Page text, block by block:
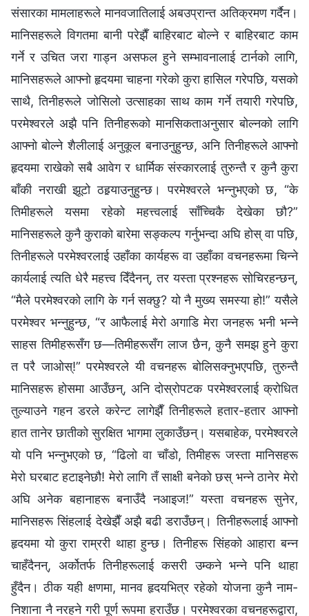
संसारका मामलाहरूले मानवजातिलाई अबउप्रान्त अतिक्रमण गर्दैन।
मानिसहरूले विगतमा बानी परेझैँ बाहिरबाट बोल्‍ने र बाहिरबाट काम
गर्ने र उचित जरा गाड्न असफल हुने सम्भावनालाई टार्नको लागि,
मानिसहरूले आफ्‍नो हृदयमा चाहना गरेको कुरा हासिल गरेपछि, यसको
साथै, तिनीहरूले जोसिलो उत्साहका साथ काम गर्ने तयारी गरेपछि,
परमेश्‍वरले अझै पनि तिनीहरूको मानसिकताअनुसार बोल्‍नको लागि
आफ्‍नो बोल्‍ने शैलीलाई अनुकूल बनाउनुहुन्छ, अनि तिनीहरूले आफ्‍नो
हृदयमा राखेको सबै आवेग र धार्मिक संस्कारलाई तुरुन्तै र कुनै कुरा
बाँकी नराखी झूटो ठहर्‍याउनुहुन्छ। परमेश्‍वरले भन्‍नुभएको छ, “के
तिमीहरूले यसमा रहेको महत्त्वलाई साँच्चिकै देखेका छौ?”
मानिसहरूले कुनै कुराको बारेमा सङ्कल्प गर्नुभन्दा अघि होस् वा पछि,
तिनीहरूले परमेश्‍वरलाई उहाँका कार्यहरू वा उहाँका वचनहरूमा चिन्‍ने
कार्यलाई त्यति धेरै महत्त्व दिँदैनन्, तर यस्ता प्रश्‍नहरू सोचिरहन्छन्,
“मैले परमेश्‍वरको लागि के गर्न सक्छु? यो नै मुख्य समस्या हो!” यसैले
परमेश्‍वर भन्‍नुहुन्छ, “र आफैलाई मेरो अगाडि मेरा जनहरू भनी भन्‍ने
साहस तिमीहरूसँग छ—तिमीहरूसँग लाज छैन, कुनै समझ हुने कुरा
त परै जाओस्!” परमेश्‍वरले यी वचनहरू बोलिसक्नुभएपछि, तुरुन्तै
मानिसहरू होसमा आउँछन्, अनि दोस्रोपटक परमेश्‍वरलाई क्रोधित
तुल्याउने गहन डरले करेन्ट लागेझैँ तिनीहरूले हतार-हतार आफ्‍नो
हात तानेर छातीको सुरक्षित भागमा लुकाउँछन्। यसबाहेक, परमेश्‍वरले
यो पनि भन्‍नुभएको छ, “ढिलो वा चाँडो, तिमीहरू जस्ता मानिसहरू
मेरो घरबाट हटाइनेछौ! मेरो लागि तँ साक्षी बनेको छस् भन्‍ने ठानेर मेरो
अघि अनेक बहानाहरू बनाउँदै नआइज!” यस्ता वचनहरू सुनेर,
मानिसहरू सिंहलाई देखेझैँ अझै बढी डराउँछन्। तिनीहरूलाई आफ्‍नो
हृदयमा यो कुरा राम्ररी थाहा हुन्छ। तिनीहरू सिंहको आहारा बन्‍न
चाहँदैनन्, अर्कोतर्फ तिनीहरूलाई कसरी उम्कने भन्‍ने पनि थाहा
हुँदैन। ठीक यही क्षणमा, मानव हृदयभित्र रहेको योजना कुनै नाम-
निशाना नै नरहने गरी पूर्ण रूपमा हराउँछ। परमेश्‍वरका वचनहरूद्वारा,